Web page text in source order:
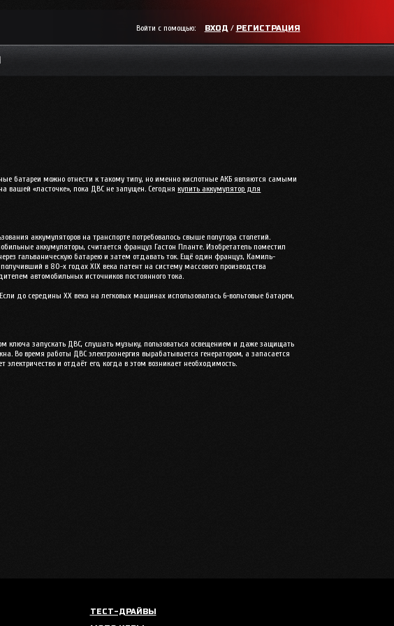
Войти с помощью: ВХОД / РЕГИСТРАЦИЯ
батареи можно отнести к такому типу, но именно кислотные АКБ являются самыми
вашей «ласточке», пока ДВС не запущен. Сегоднякупить аккумулятор для
аккумуляторов на транспорте потребовалось свыше полутора столетий.
аккумуляторы, считается француз Гастон Планте. Изобретатель поместил
гальваническую батарею и затем отдавать ток. Ещё один француз, Камиль-
в 80-х годах XIX века патент на систему массового производства
автомобильных источников постоянного тока.
до середины XX века на легковых машинах использовалась 6-вольтовые батареи,
ключа запускать ДВС, слушать музыку, пользоваться освещением и даже защищать
Во время работы ДВС электроэнергия вырабатывается генератором, а запасается
и отдаёт его, когда в этом возникает необходимость.
ТЕСТ-ДРАЙВЫ